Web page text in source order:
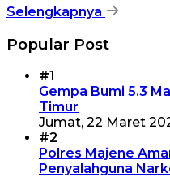
Selengkapnya
Popular Post
#1
Gempa Bumi 5.3
Timur
Jumat, 22 Maret
#2
Polres Majene
Penyalahguna